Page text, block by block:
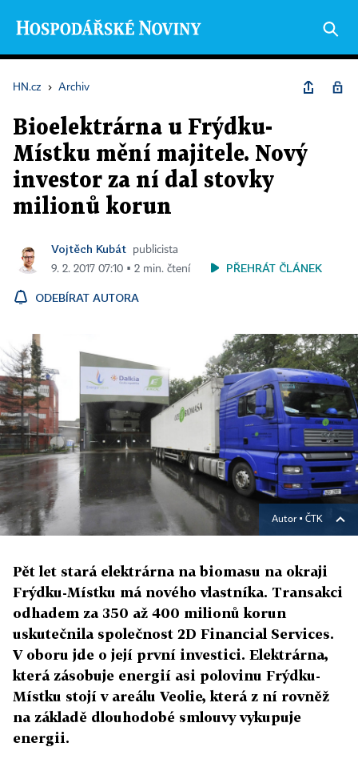
HN.cz › Archiv
Bioelektrárna u Frýdku-
Místku mění majitele. Nový
investor za ní dal stovky
milionů korun
Vojtěch Kubát
publicista
9. 2. 2017 07:10 ▪ 2 min. čtení
PŘEHRÁT ČLÁNEK
ODEBÍRAT AUTORA
Autor ▪ ČTK
Pět let stará elektrárna na biomasu na okraji
Frýdku-Místku má nového vlastníka. Transakci
odhadem za 350 až 400 milionů korun
uskutečnila společnost 2D Financial Services.
V oboru jde o její první investici. Elektrárna,
která zásobuje energií asi polovinu Frýdku-
Místku stojí v areálu Veolie, která z ní rovněž
na základě dlouhodobé smlouvy vykupuje
energii.